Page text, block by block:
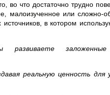
во что достаточно трудно
малоизученное или сложно-
в котором
реальную ценность